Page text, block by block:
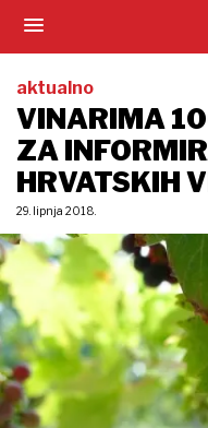
aktualno
VINARIMA
ZA
HRVATSKIH
29. lipnja 2018.